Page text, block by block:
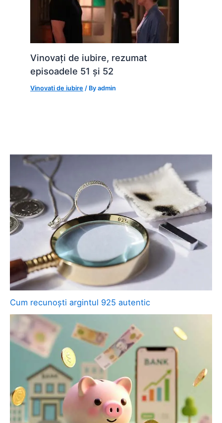
Vinovați de iubire, rezumat
episoadele 51 și 52
Vinovati de iubire / Byadmin
Cum recunoști argintul 925 autentic